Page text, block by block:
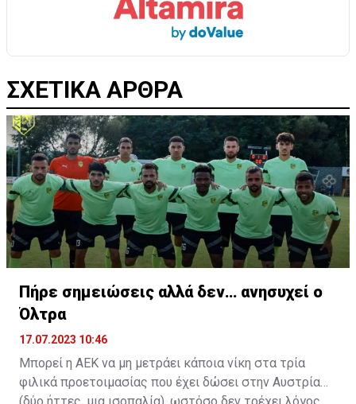
ΣΧΕΤΙΚΑ ΑΡΘΡΑ
Πήρε σημειώσεις αλλά δεν… ανησυχεί ο
Όλτρα
17.07.2023 10:46
Μπορεί η ΑΕΚ να μη μετράει κάποια νίκη στα τρία
φιλικά προετοιμασίας που έχει δώσει στην Αυστρία